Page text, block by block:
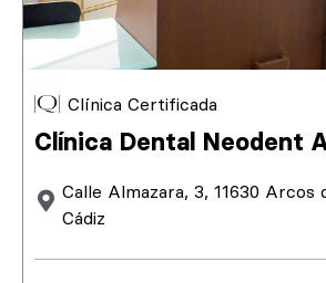
Clínica Certificada
Clínica Dental Neodent
Calle Almazara, 3, 11630 Arcos
Cádiz